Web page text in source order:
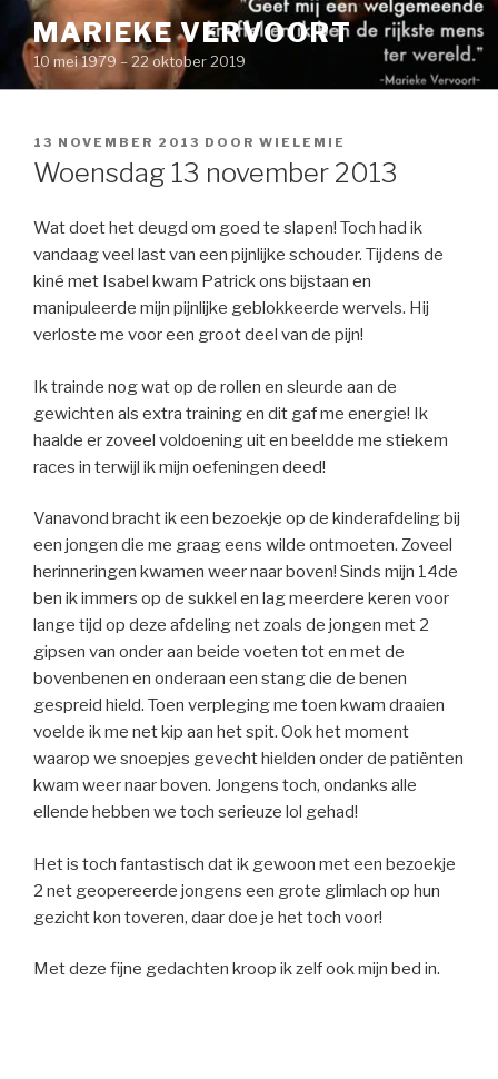
Naar
inhoud
springen
MARIEKE VERVOORT
10 mei 1979 – 22 oktober 2019
GEPLAATST
OP
13 NOVEMBER 2013 DOOR WIELEMIE
Woensdag 13 november 2013
Wat doet het deugd om goed te slapen! Toch had ik
vandaag veel last van een pijnlijke schouder. Tijdens de
kiné met Isabel kwam Patrick ons bijstaan en
manipuleerde mijn pijnlijke geblokkeerde wervels. Hij
verloste me voor een groot deel van de pijn!
Ik trainde nog wat op de rollen en sleurde aan de
gewichten als extra training en dit gaf me energie! Ik
haalde er zoveel voldoening uit en beeldde me stiekem
races in terwijl ik mijn oefeningen deed!
Vanavond bracht ik een bezoekje op de kinderafdeling bij
een jongen die me graag eens wilde ontmoeten. Zoveel
herinneringen kwamen weer naar boven! Sinds mijn 14de
ben ik immers op de sukkel en lag meerdere keren voor
lange tijd op deze afdeling net zoals de jongen met 2
gipsen van onder aan beide voeten tot en met de
bovenbenen en onderaan een stang die de benen
gespreid hield. Toen verpleging me toen kwam draaien
voelde ik me net kip aan het spit. Ook het moment
waarop we snoepjes gevecht hielden onder de patiënten
kwam weer naar boven. Jongens toch, ondanks alle
ellende hebben we toch serieuze lol gehad!
Het is toch fantastisch dat ik gewoon met een bezoekje
2 net geopereerde jongens een grote glimlach op hun
gezicht kon toveren, daar doe je het toch voor!
Met deze fijne gedachten kroop ik zelf ook mijn bed in.